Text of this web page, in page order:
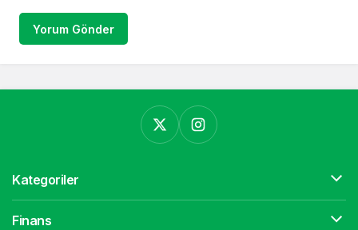
Yorum Gönder
Kategoriler
Finans